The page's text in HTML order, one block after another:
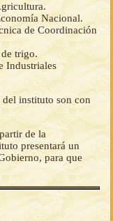
Nacional.
de Coordinación
trigo.
Industriales
del instituto son con
de la
presentará un
para que